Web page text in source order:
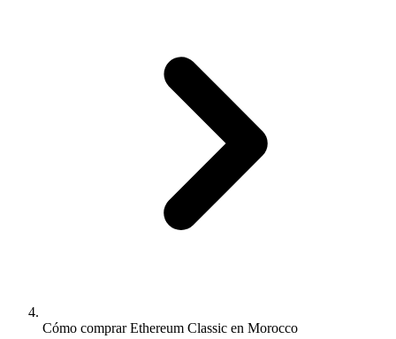
Cómo comprar Ethereum Classic en Morocco